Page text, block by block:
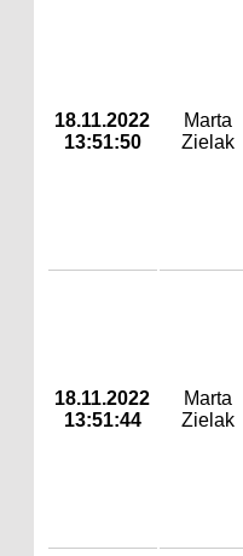
18.11.2022
13:51:50
Marta
Zielak
18.11.2022
13:51:44
Marta
Zielak